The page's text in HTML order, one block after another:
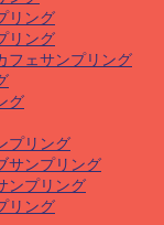
リング
リング
フェサンプリング
グ
プリング
サンプリング
ンプリング
リング